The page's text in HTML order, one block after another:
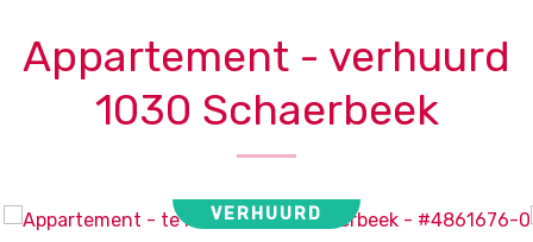
Appartement - verhuurd
1030 Schaerbeek
VERHUURD